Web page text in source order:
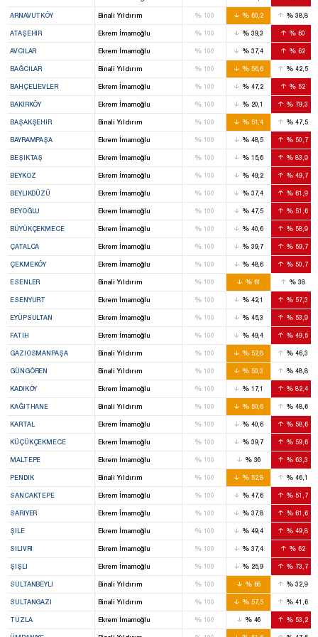
ARNAVUTKÖY Binali Yıldırım %100 %60,2 % 38,8
ATAŞEHIR Ekrem İmamoğlu %100 %39,3 %60
AVCILAR Ekrem İmamoğlu %100 %37,4 %62
BAĞCILAR Binali Yıldırım %100 %56,6 % 42,5
BAHÇELIEVLER Ekrem İmamoğlu %100 %47,2 %52
BAKIRKÖY Ekrem İmamoğlu %100 %20,1 % 79,3
BAŞAKŞEHIR Binali Yıldırım %100 %51,4 % 47,5
BAYRAMPAŞA Ekrem İmamoğlu %100 %48,5 % 50,7
BEŞIKTAŞ Ekrem İmamoğlu %100 %15,6 % 83,9
BEYKOZ Ekrem İmamoğlu %100 %49,2 % 49,7
BEYLIKDÜZÜ Ekrem İmamoğlu %100 %37,4 % 61,9
BEYOĞLU Ekrem İmamoğlu %100 %47,5 % 51,6
BÜYÜKÇEKMECE Ekrem İmamoğlu %100 %40,6 % 58,9
ÇATALCA Ekrem İmamoğlu %100 %39,7 % 59,7
ÇEKMEKÖY Ekrem İmamoğlu %100 %48,6 % 50,7
ESENLER Binali Yıldırım %100 %61 %38
ESENYURT Ekrem İmamoğlu %100 %42,1 % 57,3
EYÜPSULTAN Ekrem İmamoğlu %100 %45,3 % 53,9
FATIH Ekrem İmamoğlu %100 %49,4 % 49,5
GAZIOSMANPAŞA Binali Yıldırım %100 %52,8 % 46,3
GÜNGÖREN Binali Yıldırım %100 %50,3 % 48,8
KADIKÖY Ekrem İmamoğlu %100 %17,1 % 82,4
KAĞITHANE Binali Yıldırım %100 %50,6 % 48,6
KARTAL Ekrem İmamoğlu %100 %40,6 % 58,6
KÜÇÜKÇEKMECE Ekrem İmamoğlu %100 %39,7 % 59,6
MALTEPE Ekrem İmamoğlu %100 %36 % 63,3
PENDIK Binali Yıldırım %100 %52,8 % 46,1
SANCAKTEPE Ekrem İmamoğlu %100 %47,6 % 51,7
SARIYER Ekrem İmamoğlu %100 %37,8 % 61,6
ŞILE Ekrem İmamoğlu %100 %49,4 % 49,8
SILIVRI Ekrem İmamoğlu %100 %37,4 %62
ŞIŞLI Ekrem İmamoğlu %100 %25,9 % 73,7
SULTANBEYLI Binali Yıldırım %100 %66 % 32,9
SULTANGAZI Binali Yıldırım %100 %57,5 % 41,6
TUZLA Ekrem İmamoğlu %100 %46 % 53,2